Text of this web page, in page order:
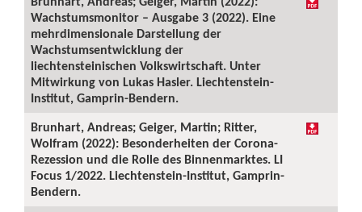
Wachstumsmonitor – Ausgabe 3 (2022). Eine
mehrdimensionale Darstellung der
Wachstumsentwicklung der
liechtensteinischen Volkswirtschaft. Unter
Mitwirkung von Lukas Hasler. Liechtenstein-
Institut, Gamprin-Bendern.
Brunhart, Andreas; Geiger, Martin; Ritter,
Wolfram (2022): Besonderheiten der Corona-
Rezession und die Rolle des Binnenmarktes. LI
Focus 1/2022. Liechtenstein-Institut, Gamprin-
Bendern.